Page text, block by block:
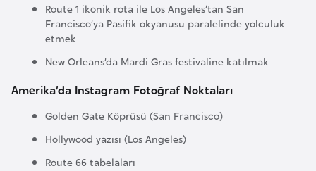
Route 1 ikonik rota ile Los Angeles’tan San
Francisco’ya Pasifik okyanusu paralelinde yolculuk
etmek
New Orleans’da Mardi Gras festivaline katılmak
Amerika’da Instagram Fotoğraf Noktaları
Golden Gate Köprüsü (San Francisco)
Hollywood yazısı (Los Angeles)
Route 66 tabelaları
e